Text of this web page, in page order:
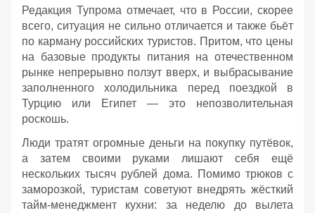
Редакция Тупрома отмечает, что в России, скорее
всего, ситуация не сильно отличается и также бьёт
по карману российских туристов. Притом, что цены
на базовые продукты питания на отечественном
рынке непрерывно ползут вверх, и выбрасывание
заполненного холодильника перед поездкой в
Турцию или Египет — это непозволительная
роскошь.
Люди тратят огромные деньги на покупку путёвок,
а затем своими руками лишают себя ещё
нескольких тысяч рублей дома. Помимо трюков с
заморозкой, туристам советуют внедрять жёсткий
тайм-менеджмент кухни: за неделю до вылета